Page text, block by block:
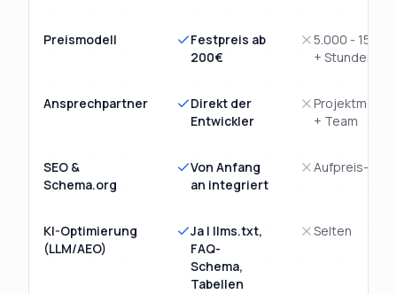
Preismodell
Festpreis ab
200€
5.000 -
+ Stunden
Ansprechpartner
Direkt der
Entwickler
+ Team
SEO &
Schema.org
Von Anfang
an integriert
Aufpreis-
KI-Optimierung
(LLM/AEO)
Ja | llms.txt,
FAQ-
Schema,
Tabellen
Selten